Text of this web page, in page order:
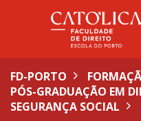
FD-PORTO
PÓS-GRADUAÇÃO EM
SEGURANÇA SOCIAL